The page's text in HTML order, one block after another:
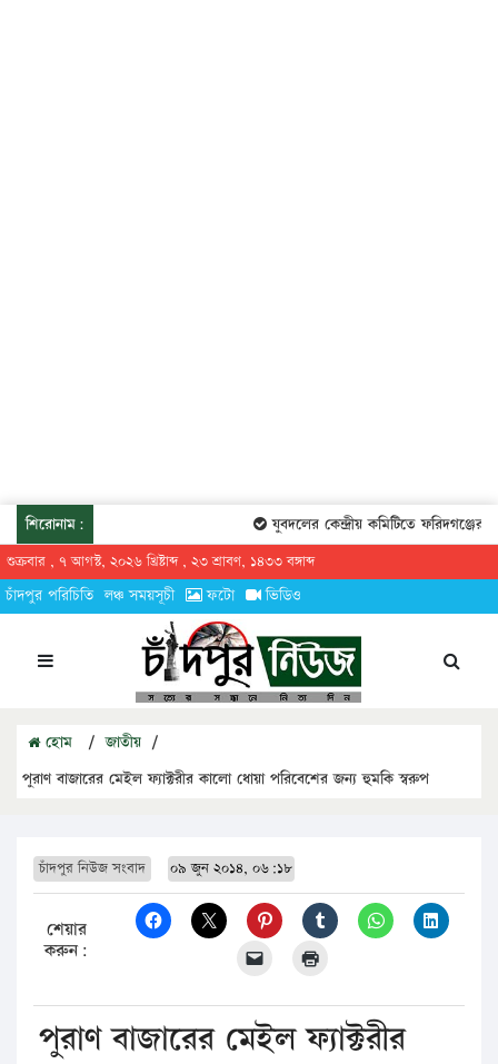
শিরোনাম: যুবদলের কেন্দ্রীয় কমিটিতে ফরিদগঞ্জের
শুক্রবার , ৭ আগস্ট, ২০২৬ খ্রিষ্টাব্দ , ২৩ শ্রাবণ, ১৪৩৩ বঙ্গাব্দ
চাঁদপুর পরিচিতি লঞ্চ সময়সূচী ফটো ভিডিও
হোম / জাতীয় /
পুরাণ বাজারের মেইল ফ্যাক্টরীর কালো ধোয়া পরিবেশের জন্য হুমকি স্বরুপ
চাঁদপুর নিউজ সংবাদ ০৯ জুন ২০১৪, ০৬:১৮
শেয়ার
করুন:
পুরাণ বাজারের মেইল ফ্যাক্টরীর